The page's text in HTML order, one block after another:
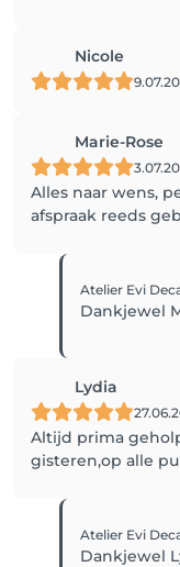
Nicole
Marie-Rose
Alles naar wens,
afspraak reeds
Atelier Evi
Dankjewel
Lydia
Altijd prima
gisteren,op alle
Atelier Evi
Dankjewel